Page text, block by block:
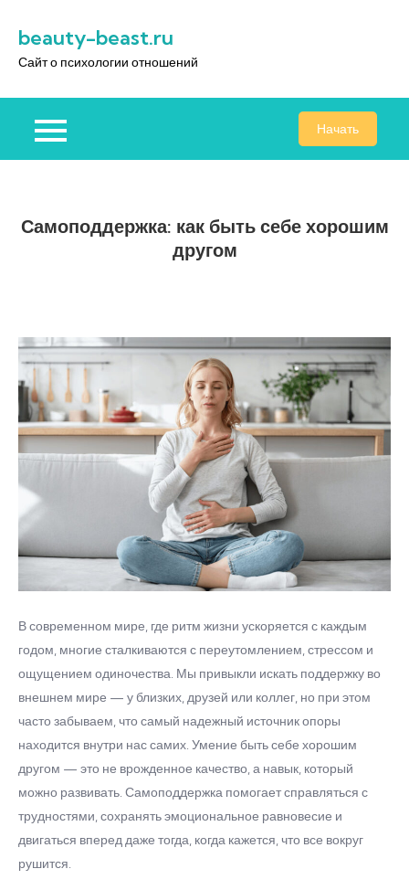
содержимому
beauty-beast.ru
Сайт о психологии отношений
Начать
Самоподдержка: как быть себе хорошим
другом
В современном мире, где ритм жизни ускоряется с каждым
годом, многие сталкиваются с переутомлением, стрессом и
ощущением одиночества. Мы привыкли искать поддержку во
внешнем мире — у близких, друзей или коллег, но при этом
часто забываем, что самый надежный источник опоры
находится внутри нас самих. Умение быть себе хорошим
другом — это не врожденное качество, а навык, который
можно развивать. Самоподдержка помогает справляться с
трудностями, сохранять эмоциональное равновесие и
двигаться вперед даже тогда, когда кажется, что все вокруг
рушится.